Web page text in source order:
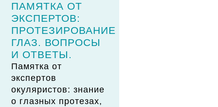
ПАМЯТКА ОТ
ЭКСПЕРТОВ:
ПРОТЕЗИРОВАНИЕ
ГЛАЗ. ВОПРОСЫ
И ОТВЕТЫ.
Памятка от
экспертов
окуляристов: знание
о глазных протезах,